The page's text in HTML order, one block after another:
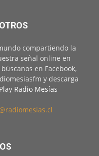
compartiendo la
señal online en
en Facebook,
y descarga
Radio Mesías